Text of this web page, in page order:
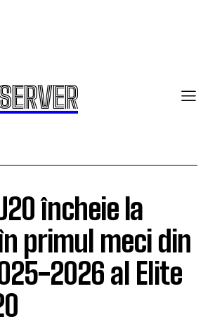
încheie la
primul meci din
2026 al Elite